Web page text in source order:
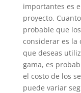
importantes es
proyecto.
probable que
considerar es la
que deseas
gama, es
el costo de los
puede variar